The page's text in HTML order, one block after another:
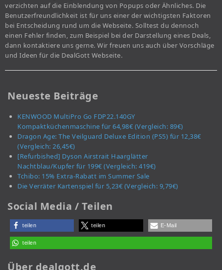
verzichten auf die Einblendung von Popups oder Ähnliches. Die
Benutzerfreundlichkeit ist für uns einer der wichtigsten Faktoren
bei Entscheidung rund um die Webseite. Solltest du dennoch
einen Fehler finden, zum Beispiel bei der Darstellung eines Deals,
dann kontaktiere uns gerne. Wir freuen uns auch über Vorschläge
und Ideen für die DealGott Webseite.
Neueste Beiträge
KENWOOD MultiPro Go FDP22.140GY
Kompaktküchenmaschine für 64,98€ (Vergleich: 89€)
Dragon Age: The Veilguard Deluxe Edition (PS5) für 12,38€
(Vergleich: 26,45€)
[Refurbished] Dyson Airstrait Haarglätter
Nachtblau/Kupfer für 199€ (Vergleich: 419€)
Tchibo: 15% Extra-Rabatt im Summer Sale
Die Verräter Kartenspiel für 5,23€ (Vergleich: 9,79€)
Social Media / Teilen
teilen teilen E-Mail
teilen
Über dealgott.de